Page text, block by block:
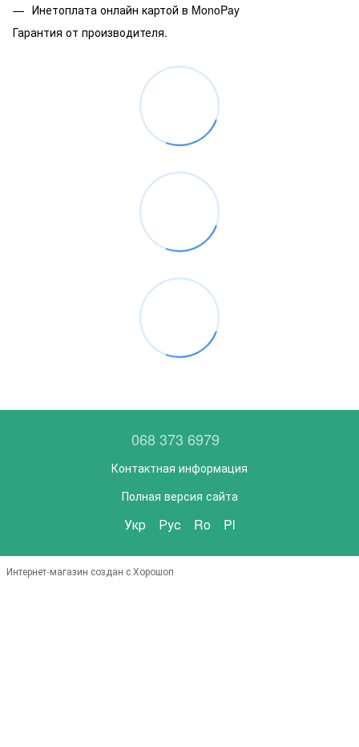
Инетоплата онлайн картой в MonoPay
Гарантия от производителя.
068 373 6979
Контактная информация
Полная версия сайта
Укр Рус Ro Pl
Интернет-магазин создан с Хорошоп